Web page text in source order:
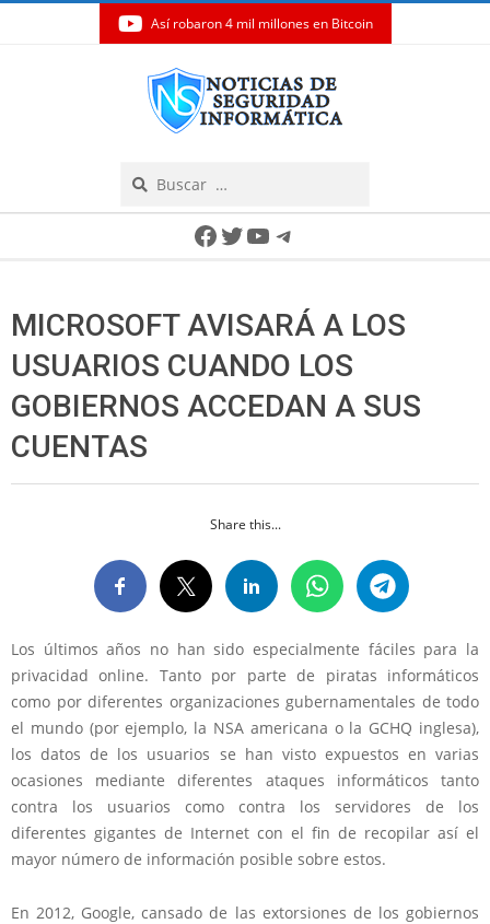
Así robaron 4 mil millones en Bitcoin
Facebook
Twitter
YouTube
Telegram
MICROSOFT AVISARÁ A LOS
USUARIOS CUANDO LOS
GOBIERNOS ACCEDAN A SUS
CUENTAS
Share this...
Los últimos años no han sido especialmente fáciles para la
privacidad online. Tanto por parte de piratas informáticos
como por diferentes organizaciones gubernamentales de todo
el mundo (por ejemplo, la NSA americana o la GCHQ inglesa),
los datos de los usuarios se han visto expuestos en varias
ocasiones mediante diferentes ataques informáticos tanto
contra los usuarios como contra los servidores de los
diferentes gigantes de Internet con el fin de recopilar así el
mayor número de información posible sobre estos.
En 2012, Google, cansado de las extorsiones de los gobiernos